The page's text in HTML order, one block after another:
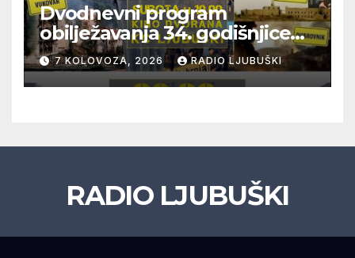
Dvodnevni program
obilježavanja 34. godišnjice
pogibije generala Blaža
Kraljevića i osmorice
pripadnika HOS-a
7 KOLOVOZA, 2026 RADIO LJUBUŠKI
RADIO LJUBUŠKI